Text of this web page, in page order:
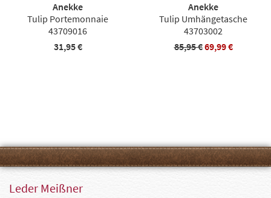
Anekke
Tulip Portemonnaie
43709016
31,95 €
Anekke
Tulip Umhängetasche
43703002
85,95 €69,99 €
Leder Meißner